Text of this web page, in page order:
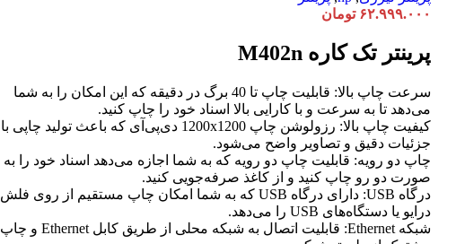
۶۲.۹۹۹.۰۰۰ تومان
پرینتر تک کاره M402n
سرعت چاپ بالا: قابلیت چاپ تا 40 برگ در دقیقه که این امکان را به شما
می‌دهد تا به سرعت و با کارایی بالا اسناد خود را چاپ کنید.
کیفیت چاپ بالا: رزولوشن چاپ 1200x1200 دی‌پی‌آی که باعث تولید چاپی با
جزئیات دقیق و تصاویر واضح می‌شود.
چاپ دو رویه: قابلیت چاپ دو رویه که به شما اجازه می‌دهد اسناد خود را به
صورت دو رو چاپ کنید و از کاغذ صرفه‌جویی کنید.
درگاه USB: دارای درگاه USB که به شما امکان چاپ مستقیم از روی فلش
درایو یا دستگاه‌های USB را می‌دهد.
شبکه Ethernet: قابلیت اتصال به شبکه محلی از طریق کابل Ethernet و چاپ